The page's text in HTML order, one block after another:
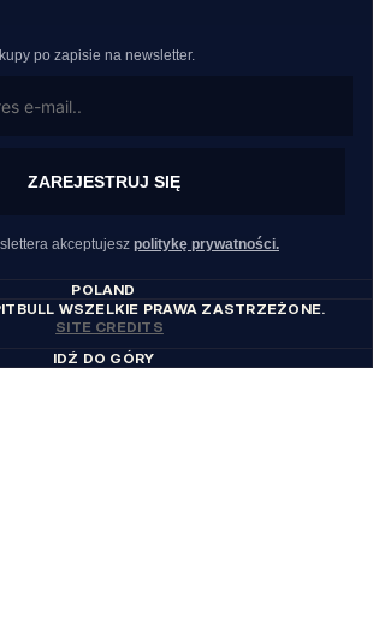
po zapisie na newsletter.
ZAREJESTRUJ SIĘ
akceptujesz politykę prywatności.
POLAND
WSZELKIE PRAWA ZASTRZEŻONE.
SITE CREDITS
IDŹ DO GÓRY